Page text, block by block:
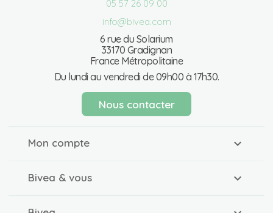
05 57 26 09 00
info@bivea.com
6 rue du Solarium
33170 Gradignan
France Métropolitaine
Du lundi au vendredi de 09h00 à 17h30.
Nous contacter
Mon compte
Bivea & vous